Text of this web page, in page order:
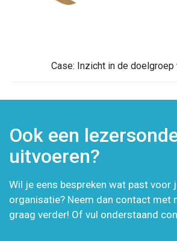
Case: Inzicht in de doelgroep
Ook een
uitvoeren?
Wil je eens bespreken wat past voor
organisatie? Neem dan contact met
graag verder! Of vul onderstaand